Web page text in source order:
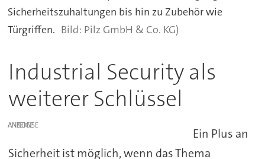
Sicherheitszuhaltungen bis hin zu Zubehör wie
Türgriffen.
Pilz GmbH & Co. KG)
Industrial Security als
weiterer Schlüssel
ANZEIGE
Ein Plus an
Sicherheit ist möglich, wenn das Thema